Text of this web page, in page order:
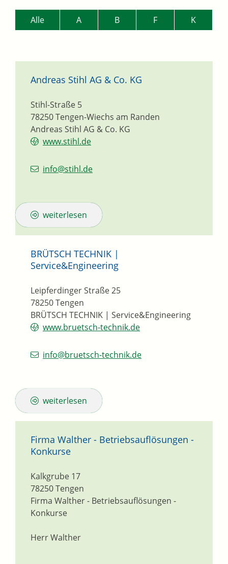
Alle A B F K
Andreas Stihl AG & Co. KG
Andreas Stihl AG & Co. KG
Stihl-Straße 5
78250Tengen-Wiechs am Randen
www.stihl.de
info@stihl.de
weiterlesen
BRÜTSCH TECHNIK |
Service&Engineering
BRÜTSCH TECHNIK | Service&Engineering
Leipferdinger Straße 25
78250Tengen
www.bruetsch-technik.de
info@bruetsch-technik.de
weiterlesen
Firma Walther - Betriebsauflösungen -
Konkurse
Firma Walther - Betriebsauflösungen -
Konkurse
Kalkgrube 17
78250Tengen
Herr Walther